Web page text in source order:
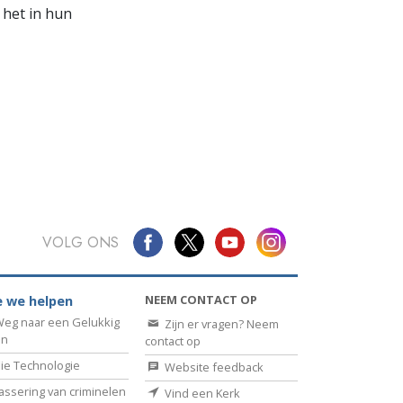
in hun
VOLG ONS
we helpen
naar een Gelukkig
Technologie
van criminelen
NEEM CONTACT OP
Zijn er vragen? Neem
contact op
Website feedback
Vind een Kerk